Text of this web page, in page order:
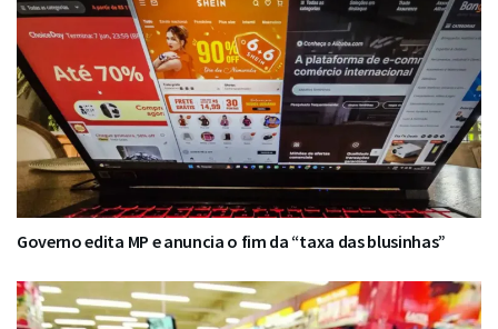
Governo edita MP e anuncia o fim da “taxa das blusinhas”